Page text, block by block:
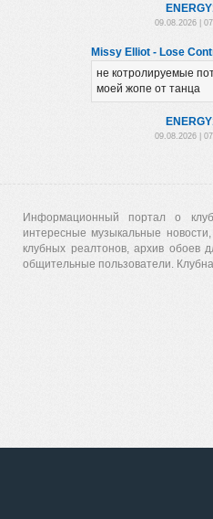
09.08.2026 |
Missy Elliot - Lose
не котролируемые
моей жопе от танца
09.08.2026 |
Информационный портал о
интересные музыкальные
клубных реалтонов, архив обоев
общительные пользователи.